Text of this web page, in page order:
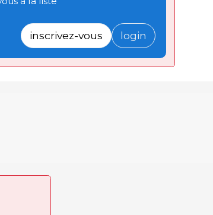
inscrivez-vous login